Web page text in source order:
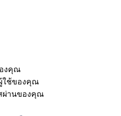
งคุณ
ใช้ของคุณ
ผ่านของคุณ